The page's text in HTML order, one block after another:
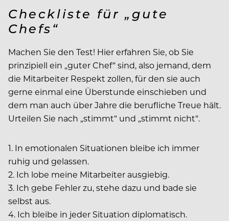
Checkliste für „gute
Chefs“
Machen Sie den Test! Hier erfahren Sie, ob Sie
prinzipiell ein „guter Chef“ sind, also jemand, dem
die Mitarbeiter Respekt zollen, für den sie auch
gerne einmal eine Überstunde einschieben und
dem man auch über Jahre die berufliche Treue hält.
Urteilen Sie nach „stimmt“ und „stimmt nicht“.
1. In emotionalen Situationen bleibe ich immer
ruhig und gelassen.
2. Ich lobe meine Mitarbeiter ausgiebig.
3. Ich gebe Fehler zu, stehe dazu und bade sie
selbst aus.
4. Ich bleibe in jeder Situation diplomatisch.